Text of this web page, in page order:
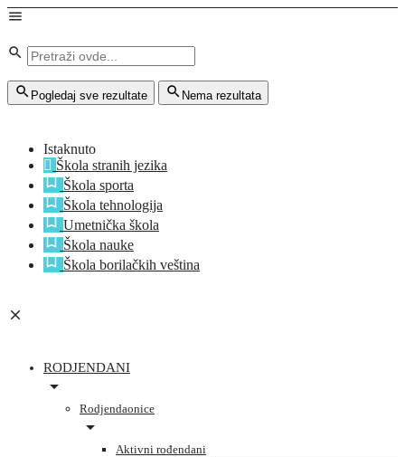
Pogledaj sve rezultate Nema rezultata
Istaknuto
Škola stranih jezika
Škola sporta
Škola tehnologija
Umetnička škola
Škola nauke
Škola borilačkih veština
RODJENDANI
Rodjendaonice
Aktivni rođendani